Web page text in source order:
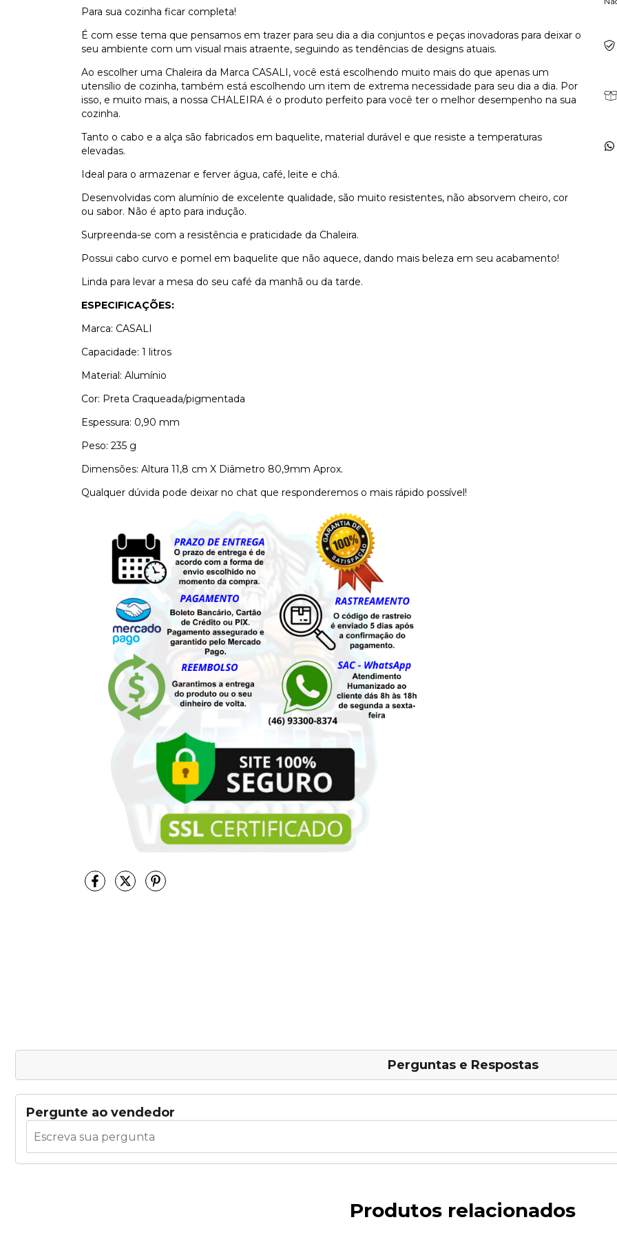
Para sua cozinha ficar completa!
É com esse tema que pensamos em trazer para seu dia a dia conjuntos e peças inovadoras para deixar o
seu ambiente com um visual mais atraente, seguindo as tendências de designs atuais.
Ao escolher uma Chaleira da Marca CASALI, você está escolhendo muito mais do que apenas um
utensílio de cozinha, também está escolhendo um item de extrema necessidade para seu dia a dia. Por
isso, e muito mais, a nossa CHALEIRA é o produto perfeito para você ter o melhor desempenho na sua
cozinha.
Tanto o cabo e a alça são fabricados em baquelite, material durável e que resiste a temperaturas
elevadas.
Ideal para o armazenar e ferver água, café, leite e chá.
Desenvolvidas com alumínio de excelente qualidade, são muito resistentes, não absorvem cheiro, cor
ou sabor. Não é apto para indução.
Surpreenda-se com a resistência e praticidade da Chaleira.
Possui cabo curvo e pomel em baquelite que não aquece, dando mais beleza em seu acabamento!
Linda para levar a mesa do seu café da manhã ou da tarde.
ESPECIFICAÇÕES:
Marca: CASALI
Capacidade: 1 litros
Material: Alumínio
Cor: Preta Craqueada/pigmentada
Espessura: 0,90 mm
Peso: 235 g
Dimensões: Altura 11,8 cm X Diâmetro 80,9mm Aprox.
Qualquer dúvida pode deixar no chat que responderemos o mais rápido possível!
Perguntas e Respostas
Pergunte ao vendedor
Produtos relacionados